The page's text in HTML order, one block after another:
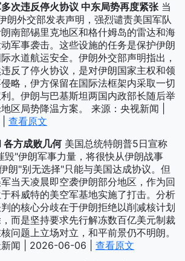
次违反停火协议 中东局势再度紧张当
朗外交部发表声明，强烈谴责美国军队
南部锡里克地区和格什姆岛的雷达和海
军事袭击。这些设施的任务是保护伊朗
水道航运安全。伊朗外交部声明指出，
反了停火协议，是对伊朗国家主权和领
略，伊方保留在国际法框架内采取一切
。伊朗与巴基斯坦两国内政部长随后举
区局势降温方案。 来源：央视新闻 |
查看原文
各方成败几何美国总统特朗普5日宣称
毁"伊朗军事力量，将很快从伊朗战事
朗"别无选择"只能与美国达成协议。但
当天凌晨即空袭伊朗部分地区，作为回
科威特的美空军基地实施了打击。分析
的核心分歧在于伊朗拒绝以削减核计划
而是坚持要求先行解冻数百亿美元制裁
问题上立场对立，和平前景仍不明朗。
新闻 | 2026-06-06 | 查看原文